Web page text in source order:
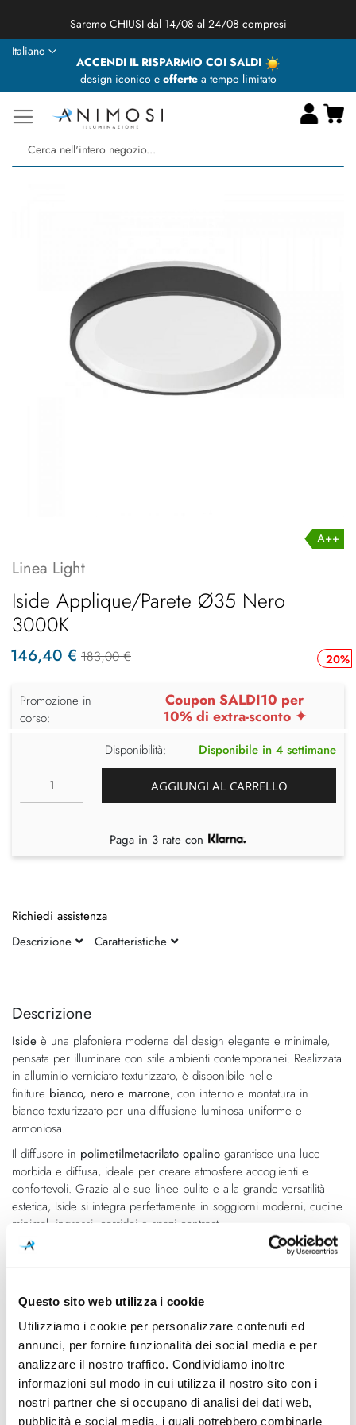
Questo sito web utilizza i cookie
Utilizziamo i cookie per personalizzare contenuti ed
annunci, per fornire funzionalità dei social media e per
analizzare il nostro traffico. Condividiamo inoltre
informazioni sul modo in cui utilizza il nostro sito con i
nostri partner che si occupano di analisi dei dati web,
pubblicità e social media, i quali potrebbero combinarle
★ Animosi Illuminazione vi augura delle BUONE VACANZE ★
ACCENDI IL RISPARMIO COI SALDI
design iconico e offertea tempo limitato
Lingua
Italiano
fine
galleria
di
immagini
della
di
immagini
Descrizione
Iside è una plafoniera moderna dal design elegante e minimale,
pensata per illuminare con stile ambienti contemporanei. Realizzata
in alluminio verniciato texturizzato, è disponibile nelle
finiture bianco, nero e marrone, con interno e montatura in
bianco texturizzato per una diffusione luminosa uniforme e
armoniosa.
Il diffusore in polimetilmetacrilato opalino garantisce una luce
morbida e diffusa, ideale per creare atmosfere accoglienti e
confortevoli. Grazie alle sue linee pulite e alla grande versatilità
estetica, Iside si integra perfettamente in soggiorni moderni, cucine
minimal, ingressi, corridoi e spazi contract.
CA077DBBWDD
3000K
Dimensioni
Ø352mm - H. 80mm
Sorgente luminosa
Led integrato
Potenza e attacco
Classe energetica
A++
Linea Light
Iside Applique/Parete Ø35 Nero
3000K
20%
146,40 € 183,00 €
Promozione in
corso:
Coupon SALDI10 per
10% di extra-sconto ✦
Disponibilità: Disponibile in 4 settimane
AGGIUNGI AL CARRELLO
Paga in 3 rate con
Richiedi assistenza
Descrizione
Caratteristiche